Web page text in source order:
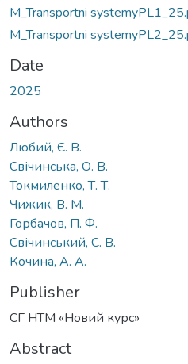
M_Transportni
M_Transportni
Date
2025
Authors
Любий, Є. В.
Свічинська, О. В.
Токмиленко, Т. Т.
Чижик, В. М.
Горбачов, П. Ф.
Свічинський, С. В.
Кочина, А. А.
Publisher
СГ НТМ «Новий курс»
Abstract